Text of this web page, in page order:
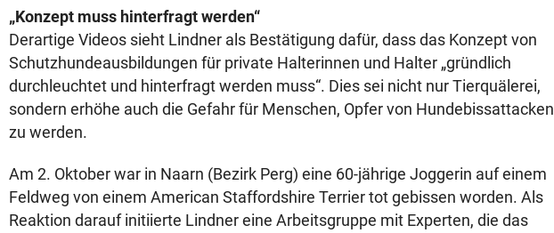
„Konzept muss hinterfragt werden“
Derartige Videos sieht Lindner als Bestätigung dafür, dass das Konzept von
Schutzhundeausbildungen für private Halterinnen und Halter „gründlich
durchleuchtet und hinterfragt werden muss“. Dies sei nicht nur Tierquälerei,
sondern erhöhe auch die Gefahr für Menschen, Opfer von Hundebissattacken
zu werden.
Am 2. Oktober war in Naarn (Bezirk Perg) eine 60-jährige Joggerin auf einem
Feldweg von einem American Staffordshire Terrier tot gebissen worden. Als
Reaktion darauf initiierte Lindner eine Arbeitsgruppe mit Experten, die das